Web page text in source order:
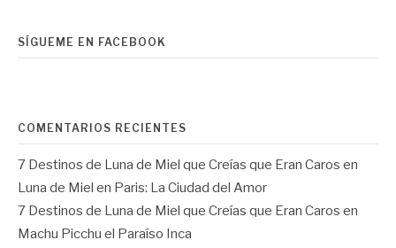
SÍGUEME EN FACEBOOK
COMENTARIOS RECIENTES
7 Destinos de Luna de Miel que Creías que Eran Caros en
Luna de Miel en Paris: La Ciudad del Amor
7 Destinos de Luna de Miel que Creías que Eran Caros en
Machu Picchu el Paraíso Inca